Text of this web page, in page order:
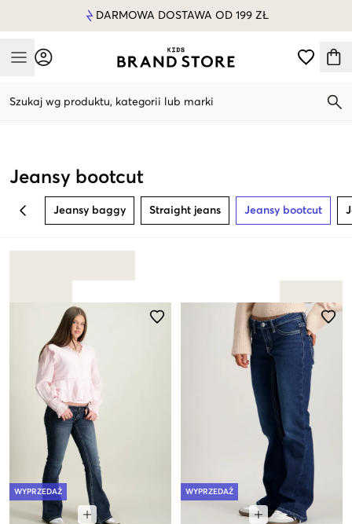
DARMOWA DOSTAWA OD 199 ZŁ
Mobile Menu
Szukaj wg produktu, kategorii lub marki
Jeansy bootcut
BACK Jeansy baggy Straight jeans Jeansy bootcut
WYPRZEDAŻ WYPRZEDAŻ